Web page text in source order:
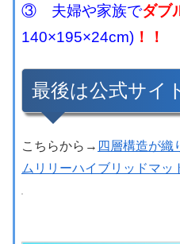
③ 夫婦や家族でダブ
140×195×24cm) ！！
最後は公式サイ
こちらから→ 四層構造が織
ムリリーハイブリッドマッ